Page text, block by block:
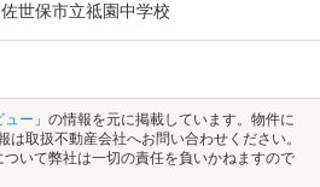
佐世保市立祗園中学校
ュー 」の情報を元に掲載しています。物件に
は取扱不動産会社へお問い合わせください。
いて弊社は一切の責任を負いかねますので